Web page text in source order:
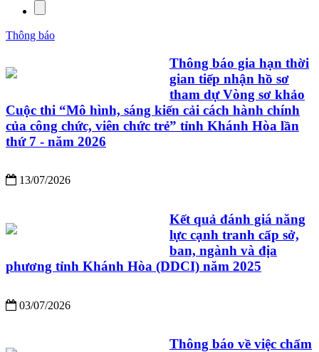
Thông báo
Thông báo gia hạn thời
gian tiếp nhận hồ sơ
tham dự Vòng sơ khảo
Cuộc thi “Mô hình, sáng kiến cải cách hành chính
của công chức, viên chức trẻ” tỉnh Khánh Hòa lần
thứ 7 - năm 2026
13/07/2026
Kết quả đánh giá năng
lực cạnh tranh cấp sở,
ban, ngành và địa
phương tỉnh Khánh Hòa (DDCI) năm 2025
03/07/2026
Thông báo về việc chấm